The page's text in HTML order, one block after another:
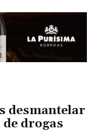
desmantelar
drogas